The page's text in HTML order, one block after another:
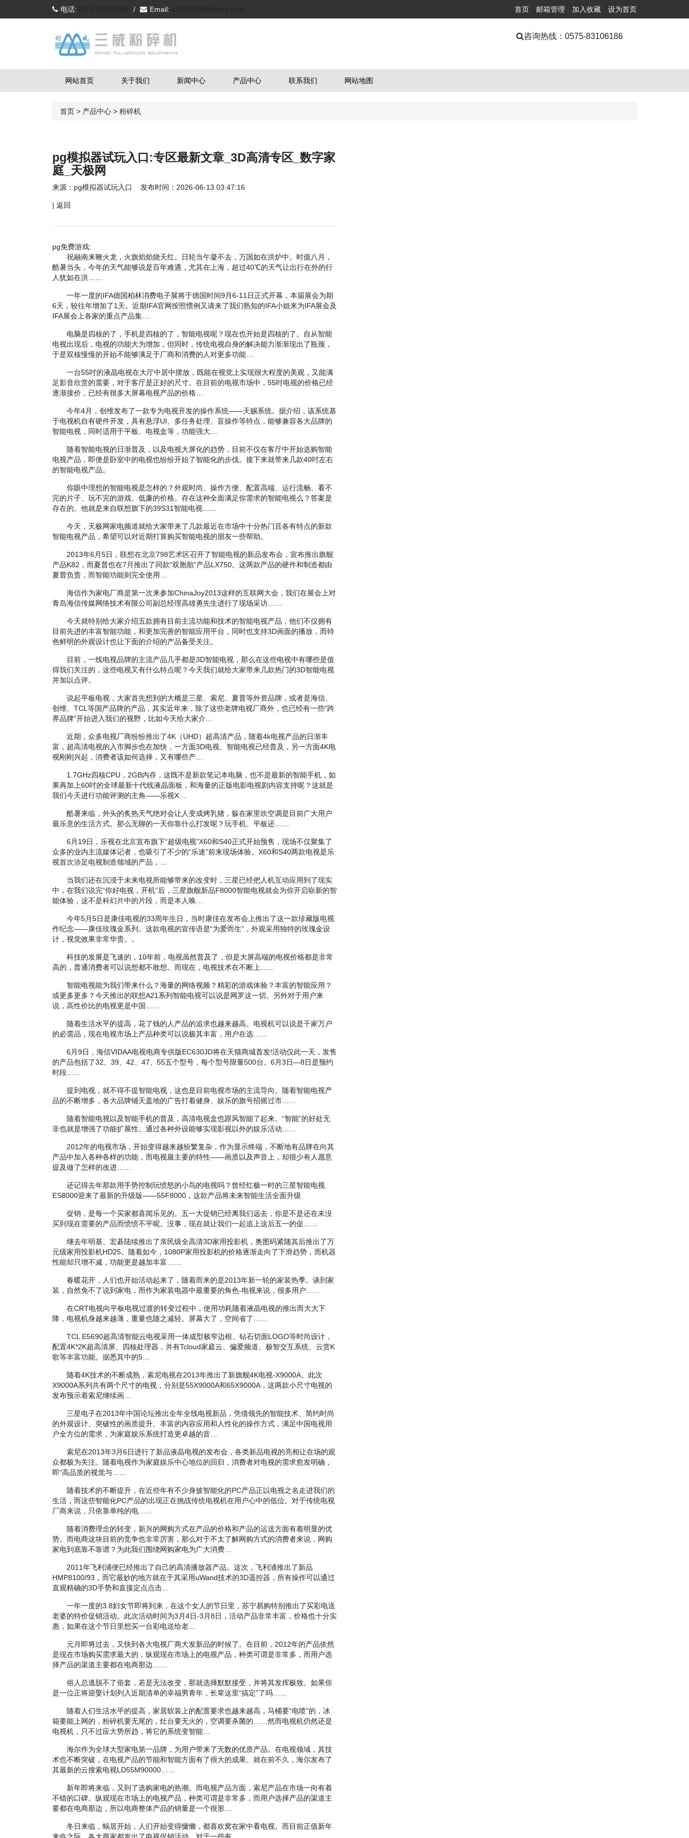
电话: / Email: 首页 邮箱管理 加入收藏 设为首页
咨询热线： 0575-83106186
网站首页 关于我们 新闻中心 产品中心 联系我们 网站地图
首页 > 产品中心 > 粉碎机
pg模拟器试玩入口:专区最新文章_3D高清专区_数字家
庭_天极网
来源： pg模拟器试玩入口 发布时间：2026-06-13 03:47:16
| 返回
pg免费游戏:
祝融南来鞭火龙，火旗焰焰烧天红。日轮当午凝不去，万国如在洪炉中。时值八月，
酷暑当头，今年的天气能够说是百年难遇，尤其在上海，超过40℃的天气让出行在外的行
人犹如在洪……
一年一度的IFA德国柏林消费电子展将于德国时间9月6-11日正式开幕，本届展会为期
6天，较往年增加了1天。近期IFA官网按照惯例又请来了我们熟知的IFA小姐来为IFA展会及
IFA展会上各家的重点产品集…
电脑是四核的了，手机是四核的了，智能电视呢？现在也开始是四核的了。自从智能
电视出现后，电视的功能大为增加，但同时，传统电视自身的解决能力渐渐现出了瓶颈，
于是双核慢慢的开始不能够满足于厂商和消费的人对更多功能…
一台55吋的液晶电视在大厅中居中摆放，既能在视觉上实现很大程度的美观，又能满
足影音欣赏的需要，对于客厅是正好的尺寸。在目前的电视市场中，55吋电视的价格已经
逐渐接价，已经有很多大屏幕电视产品的价格…
今年4月，创维发布了一款专为电视开发的操作系统——天赐系统。据介绍，该系统基
于电视机自有硬件开发，具有悬浮UI、多任务处理、盲操作等特点，能够兼容各大品牌的
智能电视，同时适用于平板、电视盒等，功能强大…
随着智能电视的日渐普及，以及电视大屏化的趋势，目前不仅在客厅中开始选购智能
电视产品，即便是卧室中的电视也纷纷开始了智能化的步伐。接下来就带来几款40吋左右
的智能电视产品。
你眼中理想的智能电视是怎样的？外观时尚、操作方便、配置高端、运行流畅、看不
完的片子、玩不完的游戏、低廉的价格。存在这种全面满足你需求的智能电视么？答案是
存在的。他就是来自联想旗下的39S31智能电视……
今天，天极网家电频道就给大家带来了几款最近在市场中十分热门且各有特点的新款
智能电视产品，希望可以对近期打算购买智能电视的朋友一些帮助。
2013年6月5日，联想在北京798艺术区召开了智能电视的新品发布会，宣布推出旗舰
产品K82，而夏普也在7月推出了同款“双胞胎”产品LX750。这两款产品的硬件和制造都由
夏普负责，而智能功能则完全使用…
海信作为家电厂商是第一次来参加ChinaJoy2013这样的互联网大会，我们在展会上对
青岛海信传媒网络技术有限公司副总经理高雄勇先生进行了现场采访……
今天就特别给大家介绍五款拥有目前主流功能和技术的智能电视产品，他们不仅拥有
目前先进的丰富智能功能，和更加完善的智能应用平台，同时也支持3D画面的播放，而特
色鲜明的外观设计也让下面的介绍的产品备受关注。
目前，一线电视品牌的主流产品几乎都是3D智能电视，那么在这些电视中有哪些是值
得我们关注的，这些电视又有什么特点呢？今天我们就给大家带来几款热门的3D智能电视
并加以点评。
说起平板电视，大家首先想到的大概是三星、索尼、夏普等外资品牌，或者是海信、
创维、TCL等国产品牌的产品，其实近年来，除了这些老牌电视厂商外，也已经有一些“跨
界品牌”开始进入我们的视野，比如今天给大家介…
近期，众多电视厂商纷纷推出了4K（UHD）超高清产品，随着4k电视产品的日渐丰
富，超高清电视的入市脚步也在加快，一方面3D电视、智能电视已经普及，另一方面4K电
视刚刚兴起，消费者该如何选择，又有哪些产…
1.7GHz四核CPU，2GB内存，这既不是新款笔记本电脑，也不是最新的智能手机，如
果再加上60吋的全球最新十代线液晶面板，和海量的正版电影电视剧内容支持呢？这就是
我们今天进行功能评测的主角——乐视X…
酷暑来临，外头的炙热天气绝对会让人变成烤乳猪，躲在家里吹空调是目前广大用户
最乐意的生活方式。那么无聊的一天你靠什么打发呢？玩手机、平板还……
6月19日，乐视在北京宣布旗下“超级电视”X60和S40正式开始预售，现场不仅聚集了
众多的业内主流媒体记者，也吸引了不少的“乐迷”前来现场体验。X60和S40两款电视是乐
视首次涉足电视制造领域的产品，…
当我们还在沉浸于未来电视所能够带来的改变时，三星已经把人机互动应用到了现实
中，在我们说完“你好电视，开机”后，三星旗舰新品F8000智能电视就会为你开启崭新的智
能体验，这不是科幻片中的片段，而是本人唤…
今年5月5日是康佳电视的33周年生日，当时康佳在发布会上推出了这一款珍藏版电视
作纪念——康佳玫瑰金系列。这款电视的宣传语是“为爱而生”，外观采用独特的玫瑰金设
计，视觉效果非常华贵。。
科技的发展是飞速的，10年前，电视虽然普及了，但是大屏高端的电视价格都是非常
高的，普通消费者可以说想都不敢想。而现在，电视技术在不断上……
智能电视能为我们带来什么？海量的网络视频？精彩的游戏体验？丰富的智能应用？
或更多更多？今天推出的联想A21系列智能电视可以说是网罗这一切。另外对于用户来
说，高性价比的电视更是中国……
随着生活水平的提高，花了钱的人产品的追求也越来越高。电视机可以说是千家万户
的必需品，现在电视市场上产品种类可以说极其丰富，用户在选……
6月9日，海信VIDAA电视电商专供版EC630JD将在天猫商城首发!活动仅此一天，发售
的产品包括了32、39、42、47、55五个型号，每个型号限量500台。6月3日—8日是预约
时段……
提到电视，就不得不提智能电视，这也是目前电视市场的主流导向。随着智能电视产
品的不断增多，各大品牌铺天盖地的广告打着健身、娱乐的旗号招摇过市……
随着智能电视以及智能手机的普及，高清电视盒也跟风智能了起来。“智能”的好处无
非也就是增强了功能扩展性。通过各种外设能够实现影视以外的娱乐活动……
2012年的电视市场，开始变得越来越纷繁复杂，作为显示终端，不断地有品牌在向其
产品中加入各种各样的功能，而电视最主要的特性——画质以及声音上，却很少有人愿意
提及做了怎样的改进……
还记得去年那款用手势控制玩愤怒的小鸟的电视吗？曾经红极一时的三星智能电视
ES8000迎来了最新的升级版——55F8000，这款产品将未来智能生活全面升级
促销，是每一个买家都喜闻乐见的。五一大促销已经离我们远去，你是不是还在未没
买到现在需要的产品而愤愤不平呢。没事，现在就让我们一起追上这后五一的促……
继去年明基、宏碁陆续推出了亲民级全高清3D家用投影机，奥图码紧随其后推出了万
元级家用投影机HD25。随着如今，1080P家用投影机的价格逐渐走向了下滑趋势，而机器
性能却只增不减，功能更是越加丰富……
春暖花开，人们也开始活动起来了，随着而来的是2013年新一轮的家装热季。谈到家
装，自然免不了说到家电，而作为家装电器中最重要的角色-电视来说，很多用户……
在CRT电视向平板电视过渡的转变过程中，使用功耗随着液晶电视的推出而大大下
降，电视机身越来越薄，重量也随之减轻。屏幕大了，空间省了……
TCL E5690超高清智能云电视采用一体成型极窄边框、钻石切面LOGO等时尚设计，
配置4K*2K超高清屏、四核处理器，并有Tcloud家庭云、偏爱频道、极智交互系统、云赏K
歌等丰富功能。据悉其中的5…
随着4K技术的不断成熟，索尼电视在2013年推出了新旗舰4K电视-X9000A。此次
X9000A系列共有两个尺寸的电视，分别是55X9000A和65X9000A，这两款小尺寸电视的
发布预示着索尼继续画…
三星电子在2013年中国论坛推出全年全线电视新品，凭借领先的智能技术、简约时尚
的外观设计、突破性的画质提升、丰富的内容应用和人性化的操作方式，满足中国电视用
户全方位的需求，为家庭娱乐系统打造更卓越的音…
索尼在2013年3月6日进行了新品液晶电视的发布会，各类新品电视的亮相让在场的观
众都极为关注。随着电视作为家庭娱乐中心地位的回归，消费者对电视的需求愈发明确，
即“高品质的视觉与……
随着技术的不断提升，在近些年有不少身披智能化的PC产品正以电视之名走进我们的
生活，而这些智能化PC产品的出现正在挑战传统电视机在用户心中的低位。对于传统电视
厂商来说，只依靠单纯的电……
随着消费理念的转变，新兴的网购方式在产品的价格和产品的运送方面有着明显的优
势。而电商这块目前的竞争也非常厉害，那么对于不太了解网购方式的消费者来说，网购
家电到底靠不靠谱？为此我们围绕网购家电为广大消费…
2011年飞利浦便已经推出了自己的高清播放器产品。这次，飞利浦推出了新品
HMP8100/93，而它最妙的地方就在于其采用uWand技术的3D遥控器，所有操作可以通过
直观精确的3D手势和直接定点点击…
一年一度的3.8妇女节即将到来，在这个女人的节日里，苏宁易购特别推出了买彩电送
老婆的特价促销活动。此次活动时间为3月4日-3月8日，活动产品非常丰富，价格也十分实
惠，如果在这个节日里想买一台彩电送给老…
元月即将过去，又快到各大电视厂商大发新品的时候了。在目前，2012年的产品依然
是现在市场购买需求最大的，纵观现在市场上的电视产品，种类可谓是非常多，而用户选
择产品的渠道主要都在电商那边……
俗人总逃脱不了俗套，若是无法改变，那就选择默默接受，并将其发挥极致。如果你
是一位正将迎娶计划列入近期清单的幸福男青年，长辈这里“搞定”了吗……
随着人们生活水平的提高，家居软装上的配置要求也越来越高，马桶要“电喷”的，冰
箱要能上网的，粉碎机要无尾的，灶台要无火的，空调要杀菌的……然而电视机仍然还是
电视机，只不过应大势所趋，将它的系统变智能…
海尔作为全球大型家电第一品牌，为用户带来了无数的优质产品。在电视领域，其技
术也不断突破，在电视产品的节能和智能方面有了很大的成果。就在前不久，海尔发布了
其最新的云搜索电视LD55M90000……
新年即将来临，又到了选购家电的热潮。而电视产品方面，索尼产品在市场一向有着
不错的口碑。纵观现在市场上的电视产品，种类可谓是非常多，而用户选择产品的渠道主
要都在电商那边，所以电商整体产品的销量是一个很形…
冬日来临，蜗居开始，人们开始变得慵懒，都喜欢窝在家中看电视。而目前正值新年